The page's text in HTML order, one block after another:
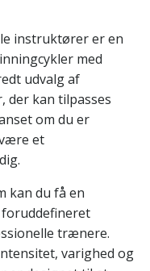
instruktører er en
med
udvalg af
kan tilpasses
om du er
et
kan du få en
trænere.
varighed og